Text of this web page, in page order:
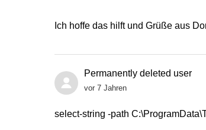
Ich hoffe das hilft und Grüße aus
Permanently deleted user
vor 7 Jahren
select-string -path